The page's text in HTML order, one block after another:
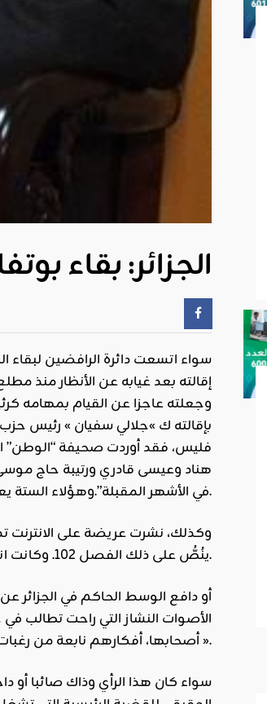
الجزائر: بقاء
سواء اتسعت دائرة الرافضين لبقاء
إقالته بعد غيابه عن الأنظار منذ
وجعلته عاجزا عن القيام بمهامه
بإقالته ك »جلالي سفيان » رئيس
فليس، فقد أوردت صحيفة “الوطن”
هناد وعيسى قادري ورتيبة حاج
في الأشهر المقبلة”.وهؤلاء الستة يعتبرون من بين الملتحقين بمجموع المنادين بتفعيل الفصل 102 من الدستور واعلان عجز بوتفليقة عن الحكم.
وكذلك، نشرت عريضة على الانترنت
ينُصُّ على ذلك الفصل 102. وكانت انطلقت في أواخر أوت الماضي حملة في هذا الصدد تصدرها حزب “الجيل الجديد” المعارض.
أو دافع الوسط الحاكم في الجزائر
الأصوات النشاز التي راحت تطالب
أصحابها، أفكارهم نابعة من رغبات ذاتية غير بريئة ».